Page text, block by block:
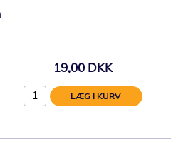
19,00 DKK
LÆG I KURV